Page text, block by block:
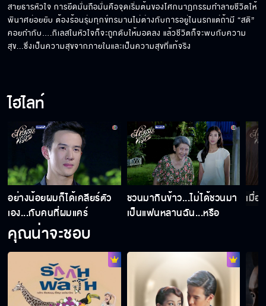
สายธารหัวใจ การยึดมั่นถือมั่นคือจุดเริ่มต้นของโศกนาฏกรรมทำลายชีวิตให้
พินาศย่อยยับ ต้องร้อนรุ่มทุกข์ทรมานไม่ต่างกับการอยู่ในนรกแต่ถ้ามี “สติ”
คอยกำกับ….กิเลสในหัวใจก็จะถูกดับให้มอดลง แล้วชีวิตก็จะพบกับความ
สุข...ซึ่งเป็นความสุขจากภายในและเป็นความสุขที่แท้จริง
ไฮไลท์
อย่างน้อยผมก็ได้เคลียร์ตัว
เอง...กับคนที่ผมแคร์
ชวนมากินข้าว...ไม่ได้ชวนมา
เป็นแฟนหลานฉัน...หรือ
เมื่อ
คุณน่าจะชอบ